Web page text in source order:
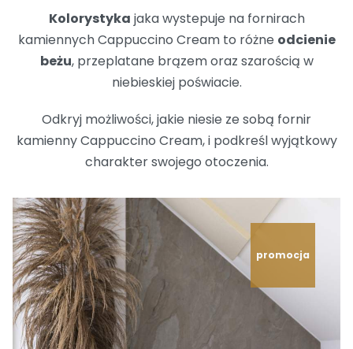
Kolorystyka jaka wystepuje na fornirach
kamiennych Cappuccino Cream to różne odcienie
beżu, przeplatane brązem oraz szarością w
niebieskiej poświacie.
Odkryj możliwości, jakie niesie ze sobą fornir
kamienny Cappuccino Cream, i podkreśl wyjątkowy
charakter swojego otoczenia.
promocja